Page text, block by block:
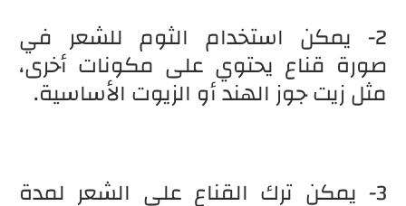
2- يمكن استخدام الثوم للشعر في
صورة قناع يحتوي على مكونات أخرى،
مثل زيت جوز الهند أو الزيوت الأساسية.
3- يمكن ترك القناع على الشعر لمدة